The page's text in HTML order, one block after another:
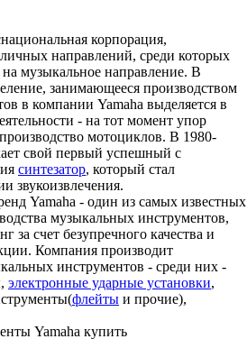
корпорация,
направлений, среди которых
музыкальное направление. В
занимающееся производством
в компании Yamaha выделяется в
- на тот момент упор
мотоциклов. В 1980-
свой первый успешный с
синтезатор, который стал
звукоизвлечения.
Yamaha - один из самых известных
музыкальных инструментов,
за счет безупречного качества и
Компания производит
инструментов - среди них -
электронные ударные установки,
флейты и прочие),